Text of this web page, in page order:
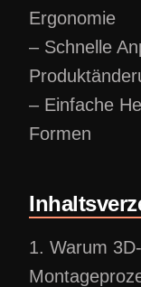
Ergonomie
– Schnelle
– Einfache
Formen
1. Warum